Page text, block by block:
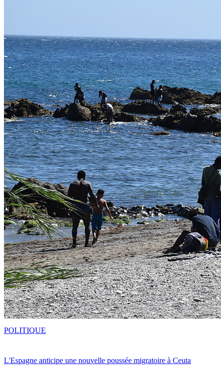
L'Espagne anticipe une nouvelle poussée migratoire à Ceuta
POLITIQUE